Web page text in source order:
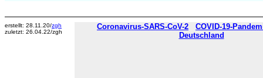
erstellt: 28.11.20/zgh
zuletzt: 26.04.22/zgh
Coronavirus-SARS-CoV-2
COVID-19-
Deutschland